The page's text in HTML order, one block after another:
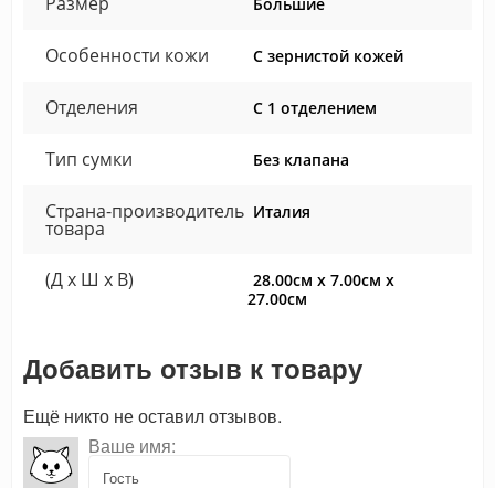
Особенности кожи С зернистой кожей
Отделения С 1 отделением
Тип сумки Без клапана
Страна-производитель
товара
Италия
(Д x Ш x В)
28.00см x 7.00см x
27.00см
Добавить отзыв к товару
Ещё никто не оставил отзывов.
Ваше имя: